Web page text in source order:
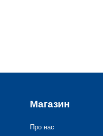
Магазин
Про нас